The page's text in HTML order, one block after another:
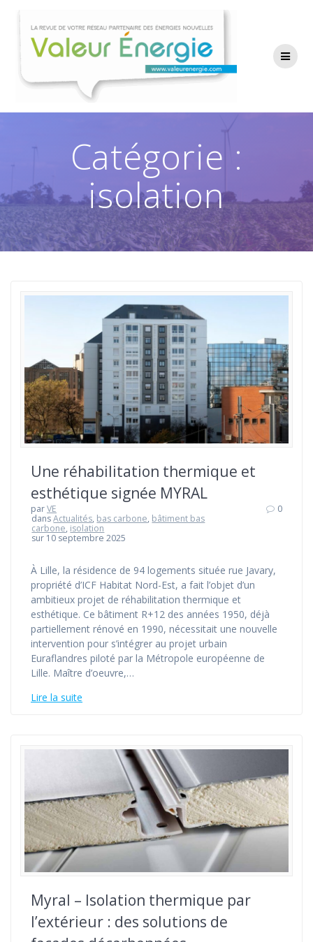
contenu
Catégorie :
isolation
Une réhabilitation thermique et
esthétique signée MYRAL
parVE
dansActualités, bas carbone, bâtiment bas
carbone, isolation
sur 10 septembre 2025
0
À Lille, la résidence de 94 logements située rue Javary,
propriété d’ICF Habitat Nord-Est, a fait l’objet d’un
ambitieux projet de réhabilitation thermique et
esthétique. Ce bâtiment R+12 des années 1950, déjà
partiellement rénové en 1990, nécessitait une nouvelle
intervention pour s’intégrer au projet urbain
Euraflandres piloté par la Métropole européenne de
Lille. Maître d’oeuvre,…
Lire la suite
Myral – Isolation thermique par
l’extérieur : des solutions de